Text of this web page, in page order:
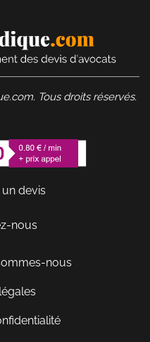
Tous droits réservés.
devis
nous
nous